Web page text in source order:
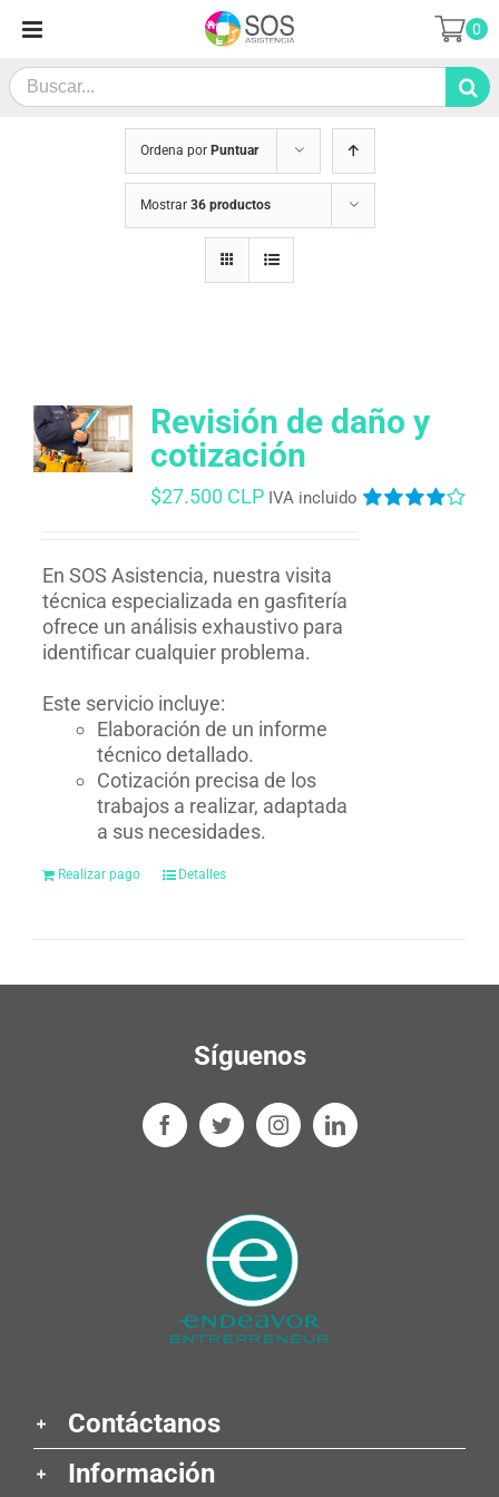
contenido
Search
for:
0
Ordena por Puntuar
Mostrar 36 productos
Revisión de daño y
cotización
$27.500 CLP IVA incluido
En SOS Asistencia, nuestra visita
técnica especializada en gasfitería
ofrece un análisis exhaustivo para
identificar cualquier problema.
Este servicio incluye:
Elaboración de un informe
técnico detallado.
Cotización precisa de los
trabajos a realizar, adaptada
a sus necesidades.
Realizar pago Detalles
Síguenos
Contáctanos
Información